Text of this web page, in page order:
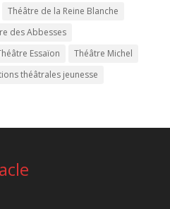
Théâtre de la Reine Blanche
des Abbesses
Essaïon
Théâtre Michel
théâtrales jeunesse